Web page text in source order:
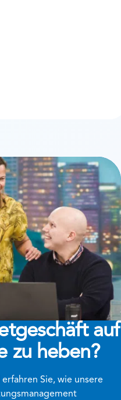
auf
zu heben?
Sie, wie unsere